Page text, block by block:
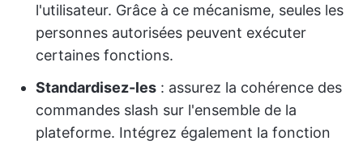
l'utilisateur. Grâce à ce mécanisme, seules les
personnes autorisées peuvent exécuter
certaines fonctions.
Standardisez-les : assurez la cohérence des
commandes slash sur l'ensemble de la
plateforme. Intégrez également la fonction